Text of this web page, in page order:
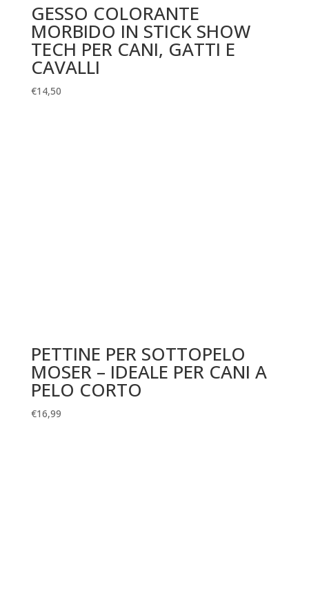
GESSO COLORANTE
MORBIDO IN STICK SHOW
TECH PER CANI, GATTI E
CAVALLI
€14,50
PETTINE PER SOTTOPELO
MOSER – IDEALE PER CANI A
PELO CORTO
€16,99